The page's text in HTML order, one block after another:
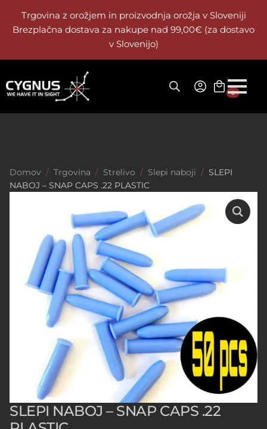
Trgovina z orožjem in proizvodnja orožja v Sloveniji
Brezplačna dostava za nakupe nad 99,00€ (za dostavo
v Slovenijo)
0
Domov Trgovina Strelivo Slepi naboji
SLEPI
NABOJ – SNAP CAPS .22 PLASTIC
SLEPI NABOJ – SNAP CAPS .22